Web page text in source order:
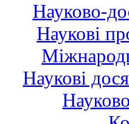
Науково-
Наукові
Наукові